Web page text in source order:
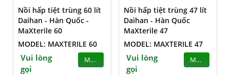
Nồi hấp tiệt trùng 60 lít
Daihan - Hàn Quốc -
MaXterile 60
MODEL: MAXTERILE 60
Vui lòng
gọi
MUA
Nồi hấp tiệt trùng 47 lít
Daihan - Hàn Quốc
MaXterile 47
MODEL: MAXTERILE 47
Vui lòng
gọi
MUA